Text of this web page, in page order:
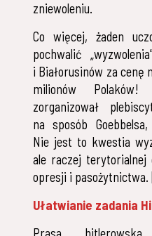
zniewoleniu.
Co więcej, żaden
pochwalić
i Białorusinów za cenę
milionów
zorganizował
na sposób
Nie jest to kwestia
ale raczej terytorialnej
opresji i pasożytnictwa.
Ułatwianie zadania